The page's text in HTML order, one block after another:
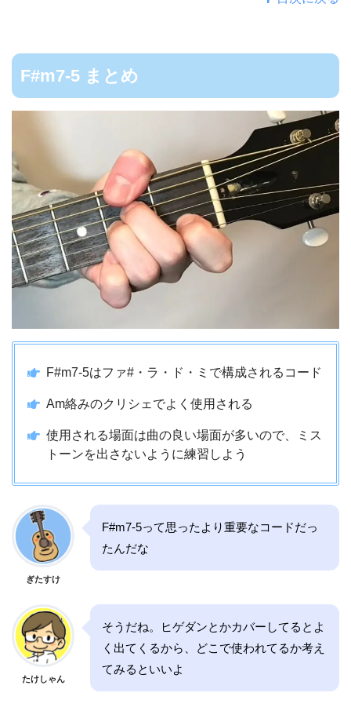
F#m7-5 まとめ
F#m7-5はファ#・ラ・ド・ミで構成されるコード
Am絡みのクリシェでよく使用される
使用される場面は曲の良い場面が多いので、ミス
トーンを出さないように練習しよう
ぎたすけ
F#m7-5って思ったより重要なコードだっ
たんだな
たけしゃん
そうだね。ヒゲダンとかカバーしてるとよ
く出てくるから、どこで使われてるか考え
てみるといいよ